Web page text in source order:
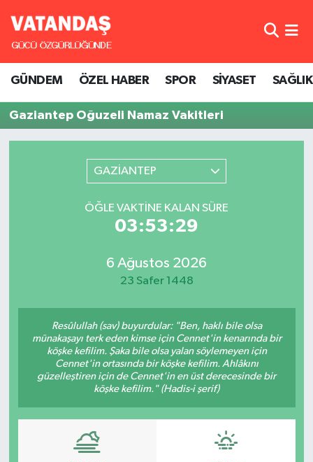
GÜNDEM ÖZEL HABER SPOR SİYASET SAĞLIK
Gaziantep Oğuzeli Namaz Vakitleri
GAZİANTEP
ÖĞLE VAKTINE KALAN SÜRE
03:53:29
6 Ağustos 2026
23 Safer 1448
Resûlullah (sav) buyurdular: "Ben, haklı bile olsa
münakaşayı terk eden kimse için Cennet'in kenarında bir
köşke kefilim. Şaka bile olsa yalan söylemeyen için
Cennet'in ortasında bir köşke kefilim. Ahlâkını
güzelleştiren için de Cennet'in en üst derecesinde bir
köşke kefilim." (Hadis-i şerif)
GÜNDEM
SPOR
Hava Durumu
Süper Lig Puan Durumu ve Fikstür
Tüm Manşetler